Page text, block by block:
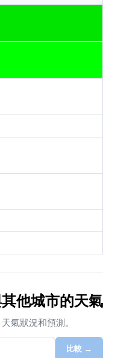
他城市的天氣
氣狀況和預測。
比較 →